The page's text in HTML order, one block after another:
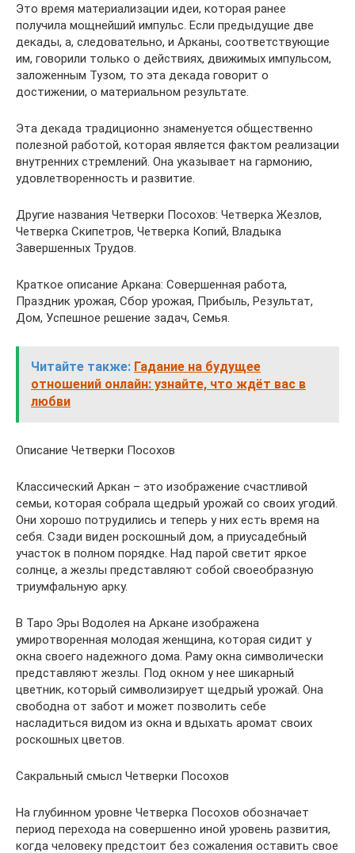
Это время материализации идеи, которая ранее
получила мощнейший импульс. Если предыдущие две
декады, а, следовательно, и Арканы, соответствующие
им, говорили только о действиях, движимых импульсом,
заложенным Тузом, то эта декада говорит о
достижении, о материальном результате.
Эта декада традиционно знаменуется общественно
полезной работой, которая является фактом реализации
внутренних стремлений. Она указывает на гармонию,
удовлетворенность и развитие.
Другие названия Четверки Посохов: Четверка Жезлов,
Четверка Скипетров, Четверка Копий, Владыка
Завершенных Трудов.
Краткое описание Аркана: Совершенная работа,
Праздник урожая, Сбор урожая, Прибыль, Результат,
Дом, Успешное решение задач, Семья.
Читайте также: Гадание на будущее
отношений онлайн: узнайте, что ждёт вас в
любви
Описание Четверки Посохов
Классический Аркан – это изображение счастливой
семьи, которая собрала щедрый урожай со своих угодий.
Они хорошо потрудились и теперь у них есть время на
себя. Сзади виден роскошный дом, а приусадебный
участок в полном порядке. Над парой светит яркое
солнце, а жезлы представляют собой своеобразную
триумфальную арку.
В Таро Эры Водолея на Аркане изображена
умиротворенная молодая женщина, которая сидит у
окна своего надежного дома. Раму окна символически
представляют жезлы. Под окном у нее шикарный
цветник, который символизирует щедрый урожай. Она
свободна от забот и может позволить себе
насладиться видом из окна и вдыхать аромат своих
роскошных цветов.
Сакральный смысл Четверки Посохов
На глубинном уровне Четверка Посохов обозначает
период перехода на совершенно иной уровень развития,
когда человеку предстоит без сожаления оставить свое